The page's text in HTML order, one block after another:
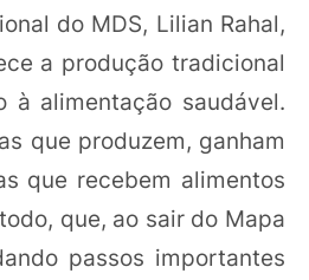
do MDS, Lilian Rahal,
a produção tradicional
à alimentação saudável.
que produzem, ganham
que recebem alimentos
que, ao sair do Mapa
passos importantes